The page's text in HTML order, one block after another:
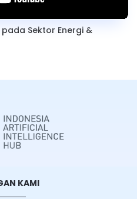
Sektor Energi &
KAMI